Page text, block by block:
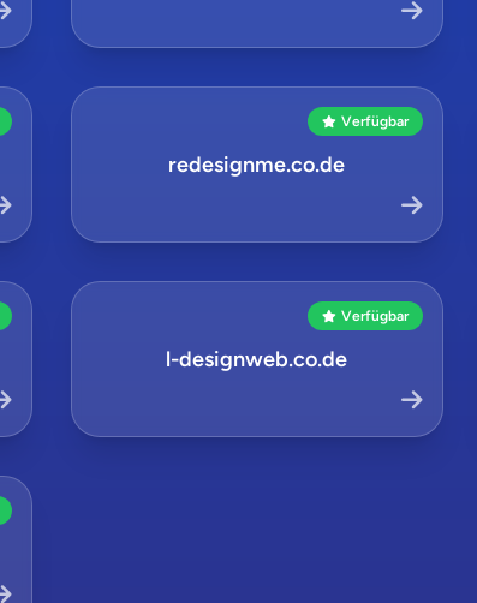
Verfügbar
redesignme.co.de
Verfügbar
l-designweb.co.de